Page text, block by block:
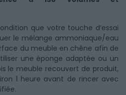
que votre touche d’essai
le mélange ammoniaque/eau
du meuble en chêne afin de
une éponge adaptée ou un
le meuble recouvert de produit,
1 heure avant de rincer avec